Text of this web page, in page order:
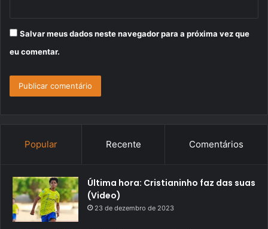
Salvar meus dados neste navegador para a próxima vez que
eu comentar.
Popular Recente Comentários
Última hora: Cristianinho faz das suas
(Video)
23 de dezembro de 2023